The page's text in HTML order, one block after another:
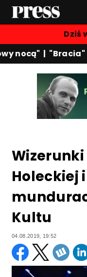
Dziś
nocą"|"Bracia"|
Holeckiej
Kultu
04.08.2019, 19:52